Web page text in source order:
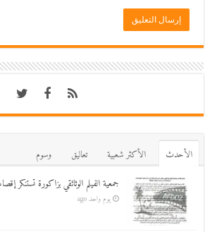
اﻷحدث اﻷكثر شعبية تعاليق
وسوم
جمعية الفيلم الوثائقي بزاكورة تستنكر
يوم واحد ago